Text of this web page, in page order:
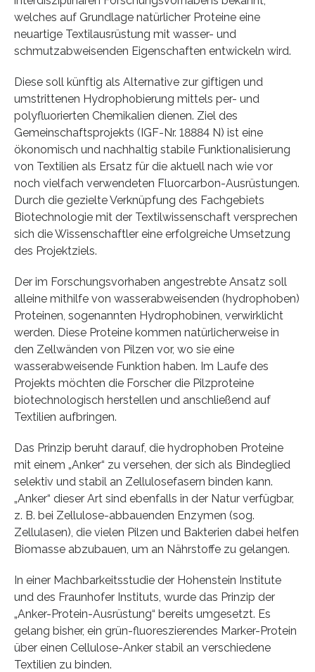
welches auf Grundlage natürlicher Proteine eine
neuartige Textilausrüstung mit wasser- und
schmutzabweisenden Eigenschaften entwickeln wird.
Diese soll künftig als Alternative zur giftigen und
umstrittenen Hydrophobierung mittels per- und
polyfluorierten Chemikalien dienen. Ziel des
Gemeinschaftsprojekts (IGF-Nr. 18884 N) ist eine
ökonomisch und nachhaltig stabile Funktionalisierung
von Textilien als Ersatz für die aktuell nach wie vor
noch vielfach verwendeten Fluorcarbon-Ausrüstungen.
Durch die gezielte Verknüpfung des Fachgebiets
Biotechnologie mit der Textilwissenschaft versprechen
sich die Wissenschaftler eine erfolgreiche Umsetzung
des Projektziels.
Der im Forschungsvorhaben angestrebte Ansatz soll
alleine mithilfe von wasserabweisenden (hydrophoben)
Proteinen, sogenannten Hydrophobinen, verwirklicht
werden. Diese Proteine kommen natürlicherweise in
den Zellwänden von Pilzen vor, wo sie eine
wasserabweisende Funktion haben. Im Laufe des
Projekts möchten die Forscher die Pilzproteine
biotechnologisch herstellen und anschließend auf
Textilien aufbringen.
Das Prinzip beruht darauf, die hydrophoben Proteine
mit einem „Anker“ zu versehen, der sich als Bindeglied
selektiv und stabil an Zellulosefasern binden kann.
„Anker“ dieser Art sind ebenfalls in der Natur verfügbar,
z. B. bei Zellulose-abbauenden Enzymen (sog.
Zellulasen), die vielen Pilzen und Bakterien dabei helfen
Biomasse abzubauen, um an Nährstoffe zu gelangen.
In einer Machbarkeitsstudie der Hohenstein Institute
und des Fraunhofer Instituts, wurde das Prinzip der
„Anker-Protein-Ausrüstung“ bereits umgesetzt. Es
gelang bisher, ein grün-fluoreszierendes Marker-Protein
über einen Cellulose-Anker stabil an verschiedene
Textilien zu binden.